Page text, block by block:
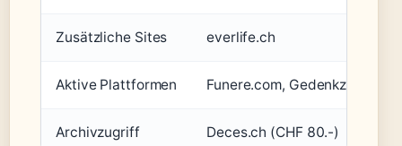
Zusätzliche Sites everlife.ch
Aktive Plattformen Funere.com, Gedenkzeit.ch,
Archivzugriff Deces.ch (CHF 80.-)